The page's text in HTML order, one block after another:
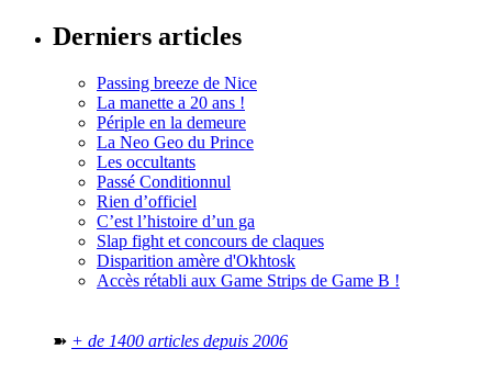
Derniers articles
Passing breeze de Nice
La manette a 20 ans !
Périple en la demeure
La Neo Geo du Prince
Les occultants
Passé Conditionnul
Rien d’officiel
C’est l’histoire d’un ga
Slap fight et concours de claques
Disparition amère d'Okhtosk
Accès rétabli aux Game Strips de Game B !
➽ + de 1400 articles depuis 2006